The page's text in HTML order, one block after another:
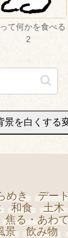
て何かを食べる
2
景を白くする
めき デート
和食 土木
焦る・あわ
景 飲み物